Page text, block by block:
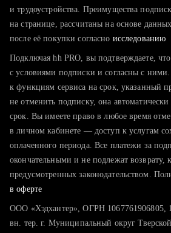
тратите много времени на поиск и
хотите сравнить себя с
и трудоустройства. Преимущества
на странице, рассчитаны на основе
после её покупки согласно исследованию
Подключая hh PRO, вы подтверждаете,
с условиями подписки и согласны с ними.
к функциям сервиса на срок, указанный
не отменить подписку, она
срок. Вы имеете право в любое время
в личном кабинете — доступ к услугам
оплаченного периода. Все платежи за
окончательными и не подлежат возврату,
предусмотренных законодательством.
в оферте
ООО «Хэдхантер», ОГРН 1067761906805,
вн. тер. г. Муниципальный округ